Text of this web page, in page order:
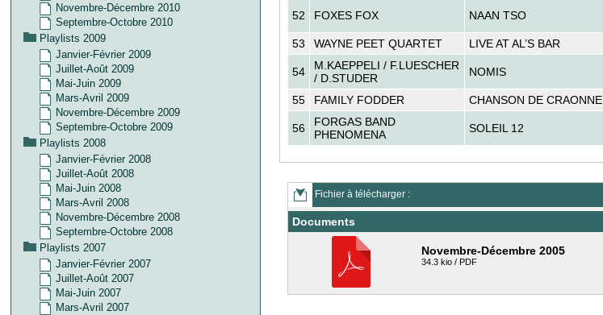
52 FOXES FOX NAAN TSO
53
WAYNE PEET QUARTET LIVE AT AL’S BAR
54
M.KAEPPELI / F.LUESCHER
/ D.STUDER
NOMIS
55 FAMILY FODDER CHANSON DE CRAONNE
56
FORGAS BAND
PHENOMENA
SOLEIL 12
Fichier à télécharger :
Documents
Novembre-Décembre 2005
34.3 kio / PDF
Novembre-Décembre 2010
Septembre-Octobre 2010
Playlists 2009
Janvier-Février 2009
Juillet-Août 2009
Mai-Juin 2009
Mars-Avril 2009
Novembre-Décembre 2009
Septembre-Octobre 2009
Playlists 2008
Janvier-Février 2008
Juillet-Août 2008
Mai-Juin 2008
Mars-Avril 2008
Novembre-Décembre 2008
Septembre-Octobre 2008
Playlists 2007
Janvier-Février 2007
Juillet-Août 2007
Mai-Juin 2007
Mars-Avril 2007